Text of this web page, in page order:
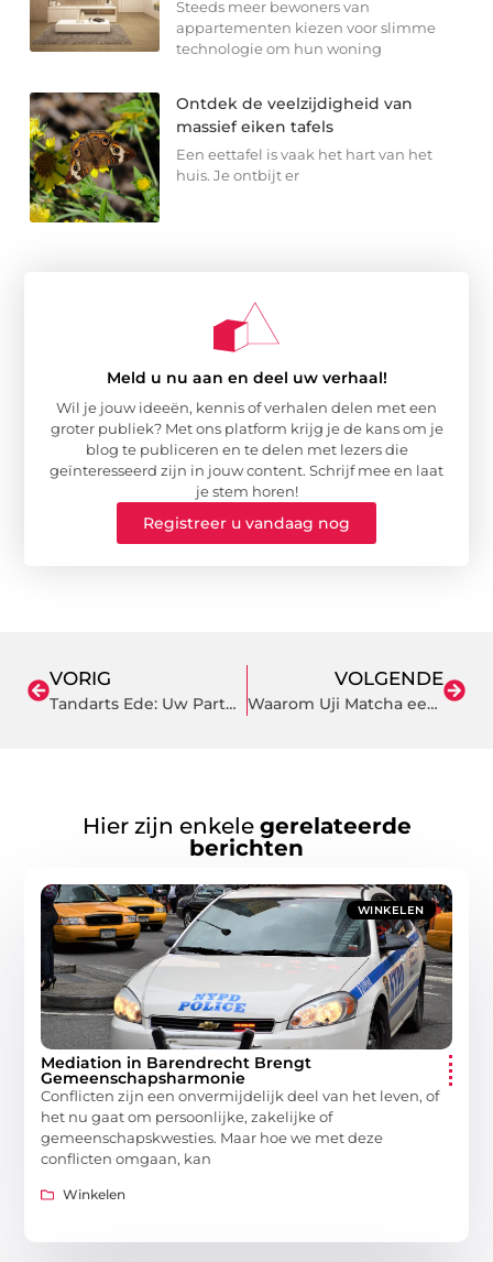
Steeds meer bewoners van
appartementen kiezen voor slimme
technologie om hun woning
Ontdek de veelzijdigheid van
massief eiken tafels
Een eettafel is vaak het hart van het
huis. Je ontbijt er
Meld u nu aan en deel uw verhaal!
Wil je jouw ideeën, kennis of verhalen delen met een
groter publiek? Met ons platform krijg je de kans om je
blog te publiceren en te delen met lezers die
geïnteresseerd zijn in jouw content. Schrijf mee en laat
je stem horen!
Registreer u vandaag nog
VORIG
Tandarts Ede: Uw Partner in Gezonde Glimlachen
VOLGENDE
Waarom Uji Matcha een Onmisbare Aanvulling is op je Dieet
Hier zijn enkele gerelateerde
berichten
WINKELEN
Mediation in Barendrecht Brengt
Gemeenschapsharmonie
Conflicten zijn een onvermijdelijk deel van het leven, of
het nu gaat om persoonlijke, zakelijke of
gemeenschapskwesties. Maar hoe we met deze
conflicten omgaan, kan
Winkelen